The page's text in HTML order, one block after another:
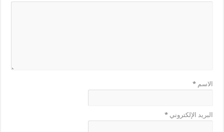
الاسم*
البريد الإلكتروني*